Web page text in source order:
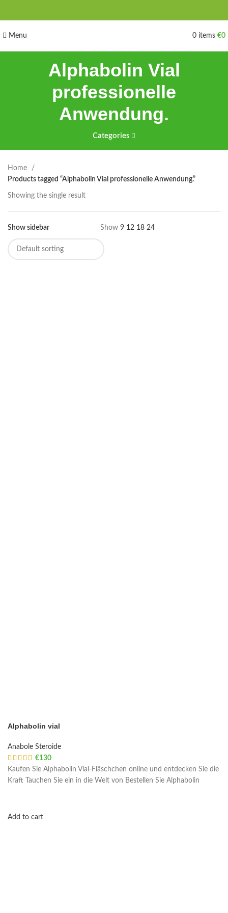
Menu 0 items €0
Alphabolin Vial
professionelle
Anwendung.
Categories
Home
Products tagged “Alphabolin Vial professionelle Anwendung.”
Showing the single result
Show sidebar Show 9 12 18 24
Alphabolin vial
Anabole Steroide
€130
Kaufen Sie Alphabolin Vial-Fläschchen online und entdecken Sie die
Kraft Tauchen Sie ein in die Welt von Bestellen Sie Alphabolin
Add to cart